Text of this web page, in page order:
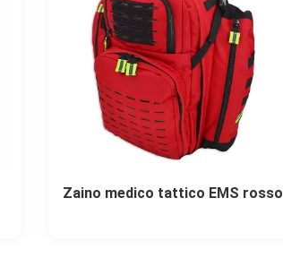
Zaino medico tattico EMS rosso